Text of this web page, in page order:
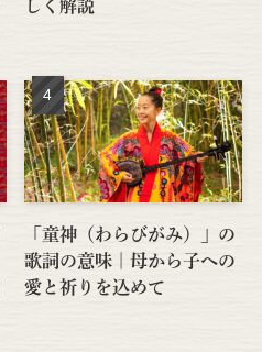
しく解説
「童神（わらびがみ）」の
歌詞の意味｜母から子への
愛と祈りを込めて